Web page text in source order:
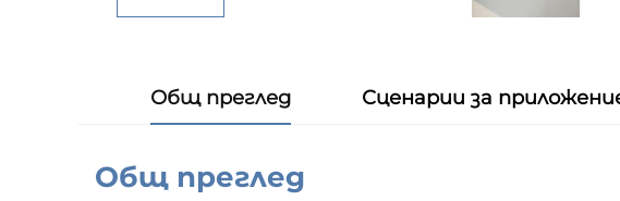
Общ преглед Сценарии за
Общ преглед